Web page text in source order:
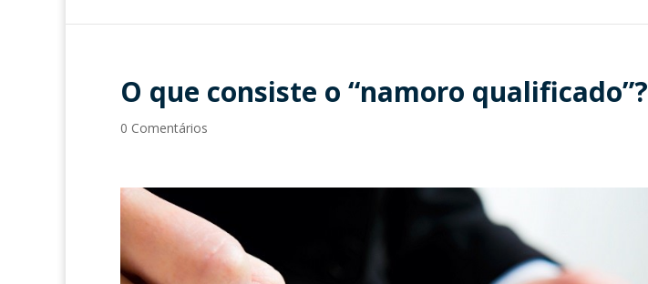
O que consiste o “namoro qualificado”?
0 Comentários